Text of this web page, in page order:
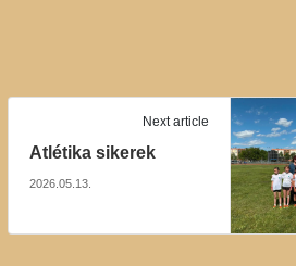
Next article
Atlétika sikerek
2026.05.13.